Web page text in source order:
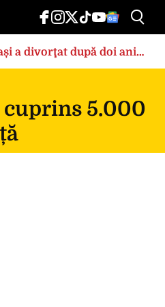
a divorţat după doi ani
cuprins 5.000